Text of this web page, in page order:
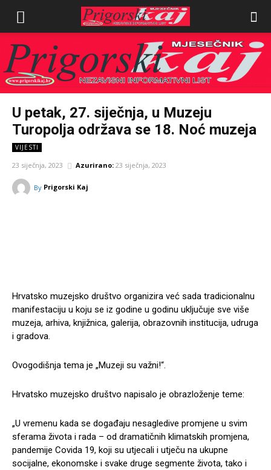
U petak, 27. siječnja, u Muzeju
Turopolja održava se 18. Noć muzeja
VIJESTI
23 siječnja, 2023 Azurirano: 23 siječnja, 2023
By Prigorski Kaj
Hrvatsko muzejsko društvo organizira već sada tradicionalnu
manifestaciju u koju se iz godine u godinu uključuje sve više
muzeja, arhiva, knjižnica, galerija, obrazovnih institucija, udruga
i gradova.
Ovogodišnja tema je „Muzeji su važni!“.
Hrvatsko muzejsko društvo napisalo je obrazloženje teme:
„U vremenu kada se događaju nesagledive promjene u svim
sferama života i rada – od dramatičnih klimatskih promjena,
pandemije Covida 19, koji su utjecali i utječu na ukupne
socijalne, ekonomske i svake druge segmente života, tako i